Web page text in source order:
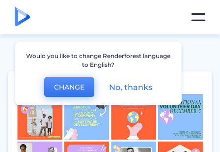
Would you like to change Renderforest language
to English?
CHANGE No, thanks